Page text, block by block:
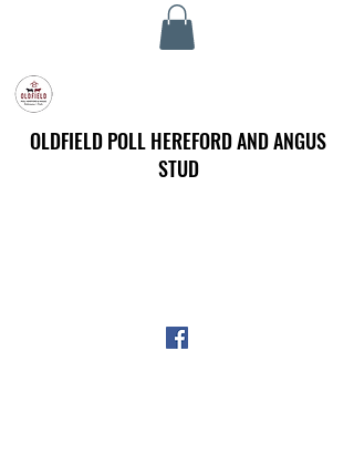
OLDFIELD POLL HEREFORD AND ANGUS
STUD